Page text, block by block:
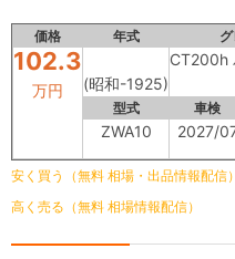
価格 年式
102.3
万円 (昭和-1925)
CT200h
型式 車検
ZWA10 2027/
安く買う（無料 相場・出品情報配信）
高く売る（無料 相場情報配信）